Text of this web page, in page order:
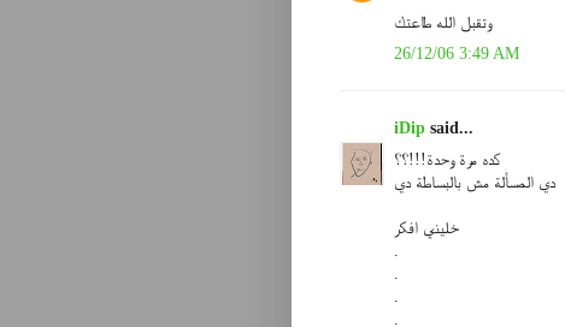
وتقبل الله طاعتك
26/12/06 3:49 AM
iDip said...
كده مرة وحدة!!!؟؟
دي المسألة مش بالبساطة دي
خليني افكر